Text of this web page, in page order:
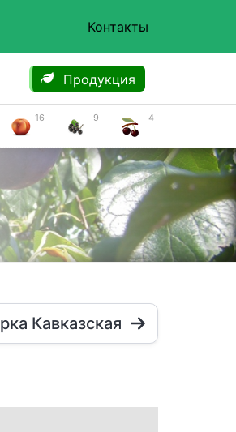
Контакты
Продукция
16 9 4
Кавказская